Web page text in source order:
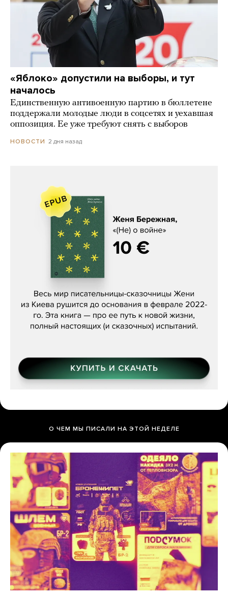
«Яблоко» допустили на выборы, и тут
началось
Единственную антивоенную партию в бюллетене
поддержали молодые люди в соцсетях и уехавшая
оппозиция. Ее уже требуют снять с выборов
НОВОСТИ 2 дня назад
Женя Бережная, «(Не) о войне»
О ЧЕМ МЫ ПИСАЛИ НА ЭТОЙ НЕДЕЛЕ